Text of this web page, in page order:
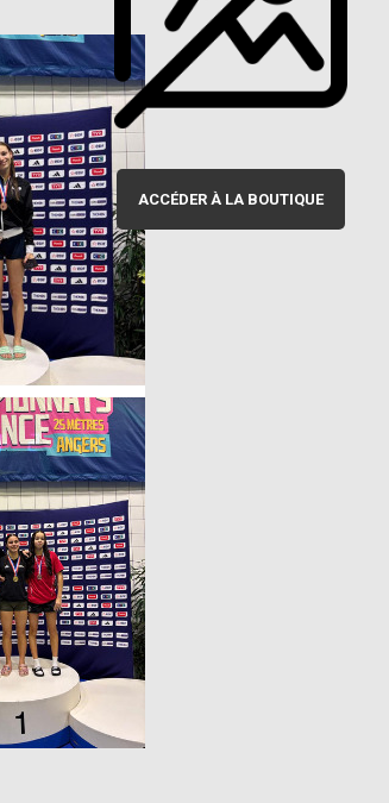
ACCÉDER À LA BOUTIQUE